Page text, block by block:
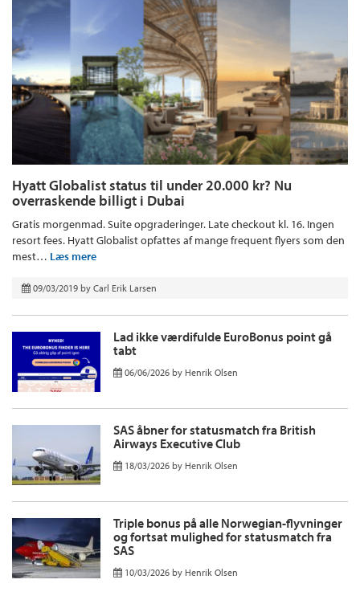
Hyatt Globalist status til under 20.000 kr? Nu
overraskende billigt i Dubai
Gratis morgenmad. Suite opgraderinger. Late checkout kl. 16. Ingen
resort fees. Hyatt Globalist opfattes af mange frequent flyers som den
mest… Læs mere
09/03/2019 by Carl Erik Larsen
Lad ikke værdifulde EuroBonus point gå
tabt
06/06/2026 by Henrik Olsen
SAS åbner for statusmatch fra British
Airways Executive Club
18/03/2026 by Henrik Olsen
Triple bonus på alle Norwegian-flyvninger
og fortsat mulighed for statusmatch fra
SAS
10/03/2026 by Henrik Olsen